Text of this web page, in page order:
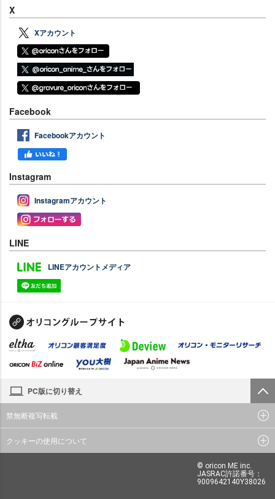
X
Xアカウント
Facebook
Facebookアカウント
Instagram
Instagramアカウント
LINE
LINEアカウントメディア
PC版に切り替え
禁無断複写転載
クッキーの使用について
© oricon ME inc.
JASRAC許諾番号：
9009642140Y38026